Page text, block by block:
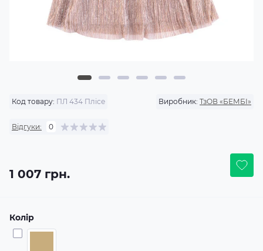
Код товару: ПЛ 434 Плісе Виробник: ТзОВ «БЕМБІ»
Відгуки: 0
1 007 грн.
Колір